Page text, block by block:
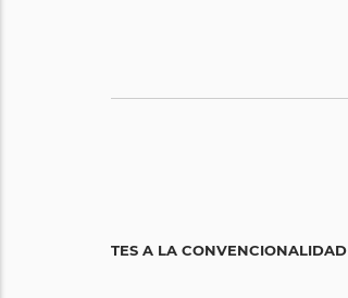
LÍMITES A LA CONVENCIONALIDAD